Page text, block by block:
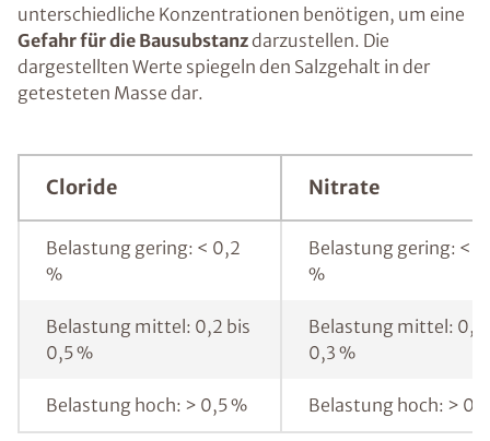
unterschiedliche Konzentrationen benötigen, um eine
Gefahr für die Bausubstanzdarzustellen. Die
dargestellten Werte spiegeln den Salzgehalt in der
getesteten Masse dar.
Cloride Nitrate
Belastung gering: < 0,2
%
Belastung gering: <
%
Belastung mittel: 0,2 bis
0,5 %
Belastung mittel: 0,1
0,3 %
Belastung hoch: > 0,5 % Belastung hoch: >